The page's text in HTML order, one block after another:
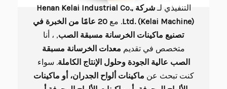
التنفيذي لـ
شركة Henan Kelai Industrial Co.,
Ltd. (Kelai Machine). مع
20 عامًا من الخبرة في
تصنيع ماكينات الخرسانة مسبقة الصب, ، أنا
متخصص في تقديم معدات الخرسانة مسبقة
الصب عالية الجودة وحلول الإنتاج الكاملة. سواء
كنت تبحث عن ماكينات ألواح الجدران، أو ماكينات